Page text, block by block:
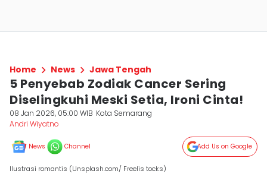
Home News Jawa Tengah
5 Penyebab Zodiak Cancer Sering
Diselingkuhi Meski Setia, Ironi Cinta!
08 Jan 2026, 05:00 WIB Kota Semarang
Andri Wiyatno
News Channel Add Us on Google
Ilustrasi romantis (Unsplash.com/ Freelis tocks)